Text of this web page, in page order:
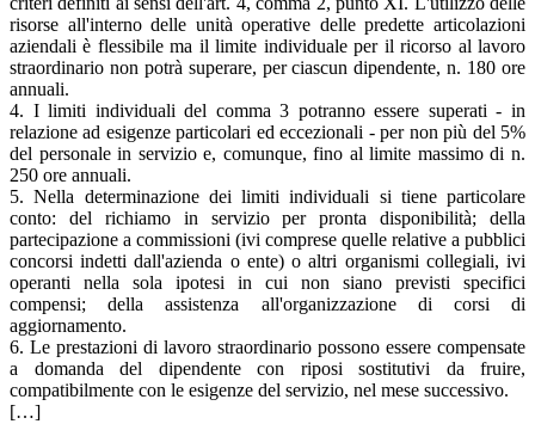
risorse all'interno delle unità operative delle predette articolazioni
aziendali è flessibile ma il limite individuale per il ricorso al lavoro
straordinario non potrà superare, per ciascun dipendente, n. 180 ore
annuali.
4. I limiti individuali del comma 3 potranno essere superati - in
relazione ad esigenze particolari ed eccezionali - per non più del 5%
del personale in servizio e, comunque, fino al limite massimo di n.
250 ore annuali.
5. Nella determinazione dei limiti individuali si tiene particolare
conto: del richiamo in servizio per pronta disponibilità; della
partecipazione a commissioni (ivi comprese quelle relative a pubblici
concorsi indetti dall'azienda o ente) o altri organismi collegiali, ivi
operanti nella sola ipotesi in cui non siano previsti specifici
compensi; della assistenza all'organizzazione di corsi di
aggiornamento.
6. Le prestazioni di lavoro straordinario possono essere compensate
a domanda del dipendente con riposi sostitutivi da fruire,
compatibilmente con le esigenze del servizio, nel mese successivo.
[…]